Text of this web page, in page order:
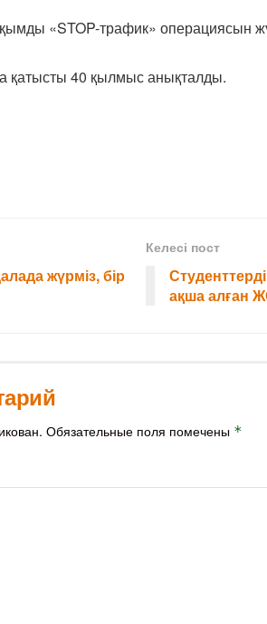
«STOP-трафик» операциясын
қатысты 40 қылмыс анықталды.
жүрміз, бір
Келесі пост
ақша алған
Обязательные поля помечены *